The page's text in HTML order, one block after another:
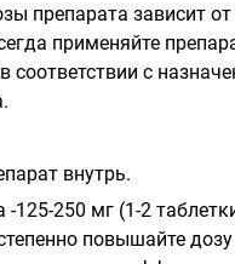
препарата зависит
применяйте
соответствии с
внутрь.
125-250 мг (1-2
повышайте